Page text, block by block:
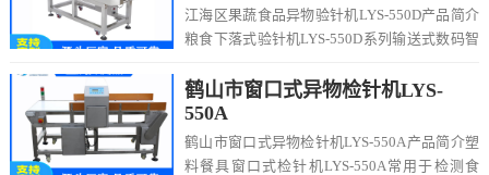
江海区果蔬食品异物验针机LYS-550D产品简介
粮食下落式验针机LYS-550D系列输送式数码智
鹤山市窗口式异物检针机LYS-
550A
鹤山市窗口式异物检针机LYS-550A产品简介塑
料餐具窗口式检针机LYS-550A常用于检测食